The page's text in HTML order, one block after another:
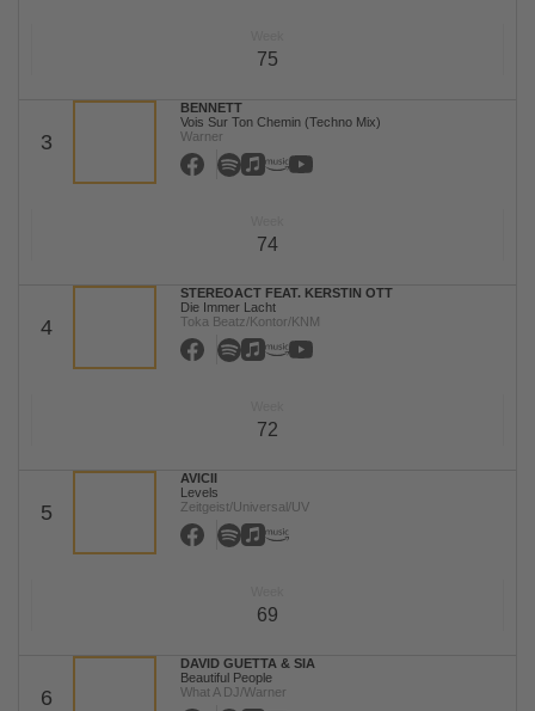
75
3
BENNETT
Vois Sur Ton Chemin (Techno Mix)
Warner
74
4
STEREOACT FEAT. KERSTIN OTT
Die Immer Lacht
Toka Beatz/Kontor/KNM
72
5
AVICII
Levels
Zeitgeist/Universal/UV
69
6
DAVID GUETTA & SIA
Beautiful People
What A DJ/Warner